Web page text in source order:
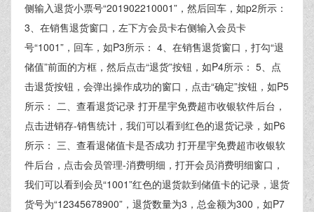
侧输入退货小票号“201902210001”，然后回车，如p2所示：
3、在销售退货窗口，左下方会员卡右侧输入会员卡
号“1001”，回车，如P3所示： 4、在销售退货窗口，打勾“退
储值”前面的方框，然后点击“退货”按钮，如P4所示： 5、点
击退货按钮，会弹出操作成功的窗口，点击“确定”按钮，如P5
所示： 二、查看退货记录 打开星宇免费超市收银软件后台，
点击进销存-销售统计，我们可以看到红色的退货记录，如P6
所示： 三、查看退储值卡是否成功 打开星宇免费超市收银软
件后台，点击会员管理-消费明细，打开会员消费明细窗口，
我们可以看到会员“1001”红色的退货款到储值卡的记录，退货
货号为“12345678900”，退货数量为3，总金额为300，如P7